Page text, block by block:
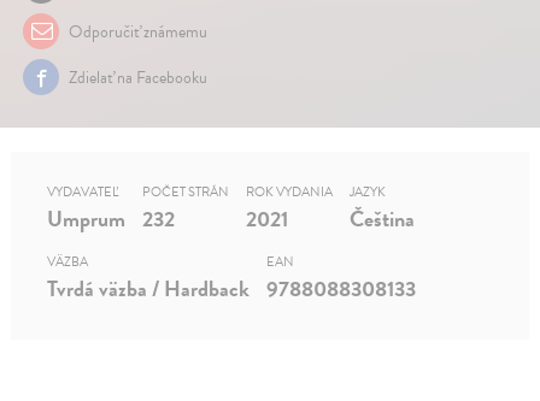
Odporučiť známemu
Zdielať na Facebooku
VYDAVATEĽ
Umprum
POČET STRÁN
232
ROK VYDANIA
2021
JAZYK
Čeština
VÄZBA
Tvrdá väzba / Hardback
EAN
9788088308133